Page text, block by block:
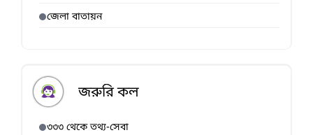
জেলা বাতায়ন
জরুরি কল
৩৩৩ থেকে তথ্য-সেবা